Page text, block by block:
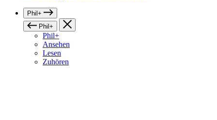
Phil+
Phil+
Phil+
Ansehen
Lesen
Zuhören